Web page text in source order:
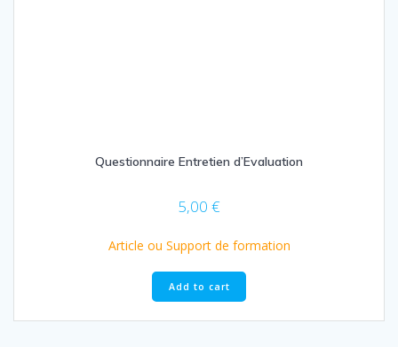
Questionnaire Entretien d’Evaluation
5,00 €
Article ou Support de formation
Add to cart